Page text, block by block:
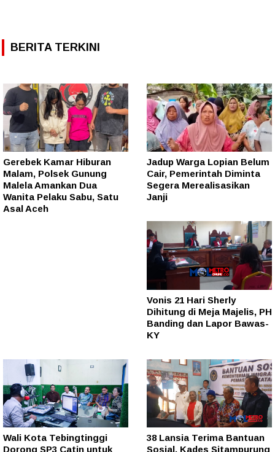
BERITA TERKINI
Gerebek Kamar Hiburan
Malam, Polsek Gunung
Malela Amankan Dua
Wanita Pelaku Sabu, Satu
Asal Aceh
Jadup Warga Lopian Belum
Cair, Pemerintah Diminta
Segera Merealisasikan
Janji
Vonis 21 Hari Sherly
Dihitung di Meja Majelis, PH
Banding dan Lapor Bawas-
KY
Wali Kota Tebingtinggi
Dorong SP3 Catin untuk
38 Lansia Terima Bantuan
Sosial, Kades Sitampurung